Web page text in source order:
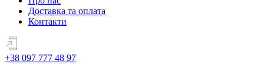
Доставка та оплата
Контакти
+38 097 777 48 97